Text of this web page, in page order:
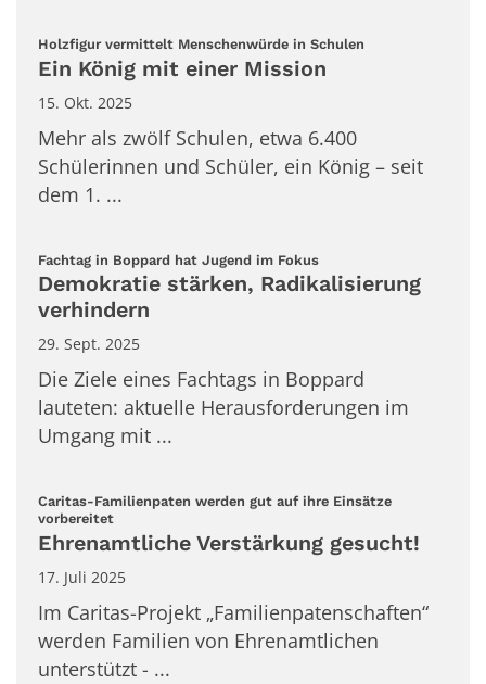
Holzfigur vermittelt Menschenwürde in Schulen
Ein König mit einer Mission
15. Okt. 2025
Mehr als zwölf Schulen, etwa 6.400
Schülerinnen und Schüler, ein König – seit
dem 1. ...
Fachtag in Boppard hat Jugend im Fokus:
Demokratie stärken, Radikalisierung
verhindern
29. Sept. 2025
Die Ziele eines Fachtags in Boppard
lauteten: aktuelle Herausforderungen im
Umgang mit ...
Caritas-Familienpaten werden gut auf ihre Einsätze
vorbereitet
Ehrenamtliche Verstärkung gesucht!
17. Juli 2025
Im Caritas-Projekt „Familienpatenschaften“
werden Familien von Ehrenamtlichen
unterstützt - ...